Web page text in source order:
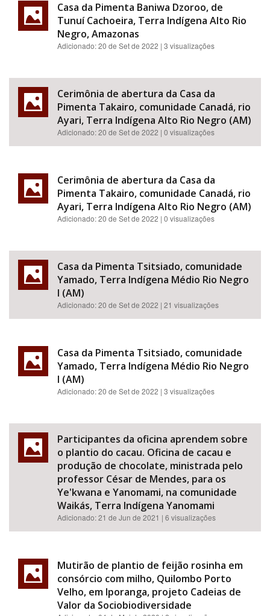
Casa da Pimenta Baniwa Dzoroo, de
Tunuí Cachoeira, Terra Indígena Alto Rio
Negro, Amazonas
Adicionado:20 de Set de 2022 | 3 visualizações
Cerimônia de abertura da Casa da
Pimenta Takairo, comunidade Canadá, rio
Ayari, Terra Indígena Alto Rio Negro (AM)
Adicionado:20 de Set de 2022 | 0 visualizações
Cerimônia de abertura da Casa da
Pimenta Takairo, comunidade Canadá, rio
Ayari, Terra Indígena Alto Rio Negro (AM)
Adicionado:20 de Set de 2022 | 0 visualizações
Casa da Pimenta Tsitsiado, comunidade
Yamado, Terra Indígena Médio Rio Negro
I (AM)
Adicionado:20 de Set de 2022 | 21 visualizações
Casa da Pimenta Tsitsiado, comunidade
Yamado, Terra Indígena Médio Rio Negro
I (AM)
Adicionado:20 de Set de 2022 | 3 visualizações
Participantes da oficina aprendem sobre
o plantio do cacau. Oficina de cacau e
produção de chocolate, ministrada pelo
professor César de Mendes, para os
Ye'kwana e Yanomami, na comunidade
Waikás, Terra Indígena Yanomami
Adicionado:21 de Jun de 2021 | 6 visualizações
Mutirão de plantio de feijão rosinha em
consórcio com milho, Quilombo Porto
Velho, em Iporanga, projeto Cadeias de
Valor da Sociobiodiversidade